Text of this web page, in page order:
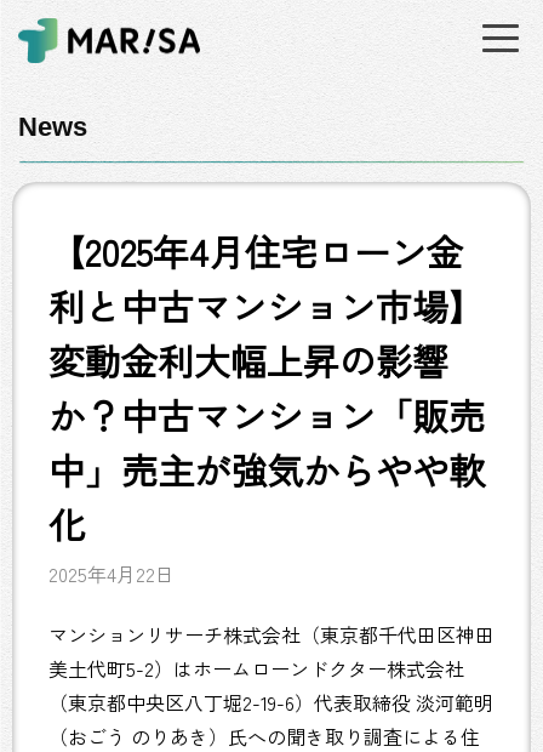
News
【2025年4月住宅ローン金
利と中古マンション市場】
変動金利大幅上昇の影響
か？中古マンション「販売
中」売主が強気からやや軟
化
2025年4月22日
マンションリサーチ株式会社（東京都千代田区神田
美土代町5-2）はホームローンドクター株式会社
（東京都中央区八丁堀2-19-6）代表取締役 淡河範明
（おごう のりあき）氏への聞き取り調査による住